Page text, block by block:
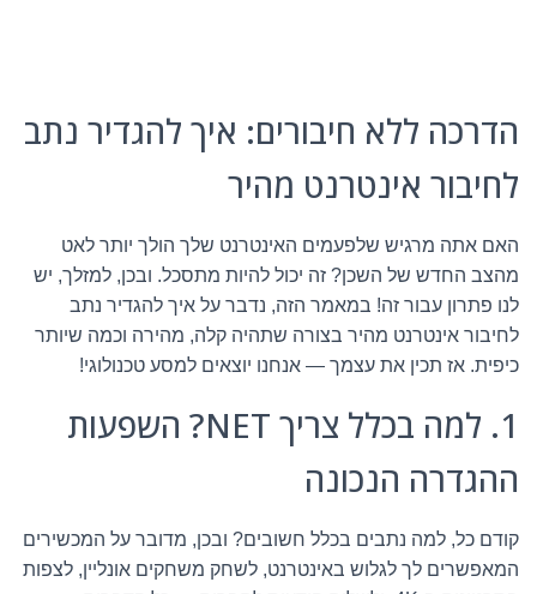
הדרכה ללא חיבורים: איך להגדיר נתב
לחיבור אינטרנט מהיר
האם אתה מרגיש שלפעמים האינטרנט שלך הולך יותר לאט
מהצב החדש של השכן? זה יכול להיות מתסכל. ובכן, למזלך, יש
לנו פתרון עבור זה! במאמר הזה, נדבר על איך להגדיר נתב
לחיבור אינטרנט מהיר בצורה שתהיה קלה, מהירה וכמה שיותר
כיפית. אז תכין את עצמך — אנחנו יוצאים למסע טכנולוגי!
1. למה בכלל צריך NET? השפעות
ההגדרה הנכונה
קודם כל, למה נתבים בכלל חשובים? ובכן, מדובר על המכשירים
המאפשרים לך לגלוש באינטרנט, לשחק משחקים אונליין, לצפות